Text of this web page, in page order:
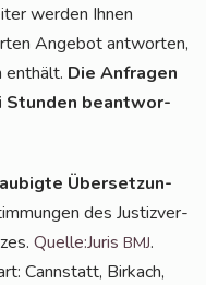
wer­den Ihnen
Ange­bot ant­wor­ten,
ent­hält. Die Anfra­gen
Stun­den beant­wor­
Über­set­zun­
des Jus­tiz­ver­
Quelle:JurisBMJ.
Cannstatt, Bir­kach,